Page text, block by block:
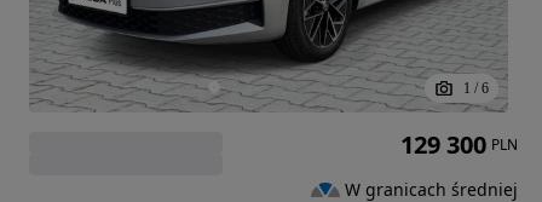
1 / 6
129 300 PLN
W granicach średniej